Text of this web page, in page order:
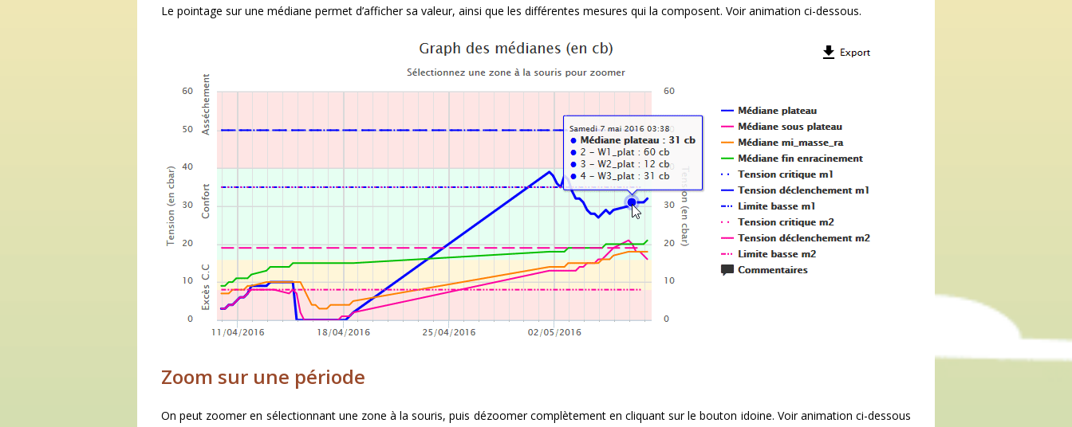
Le pointage sur une médiane permet d’afficher sa valeur, ainsi que les différentes mesures qui la composent. Voir animation ci-dessous.
Zoom sur une période
On peut zoomer en sélectionnant une zone à la souris, puis dézoomer complètement en cliquant sur le bouton idoine. Voir animation ci-dessous